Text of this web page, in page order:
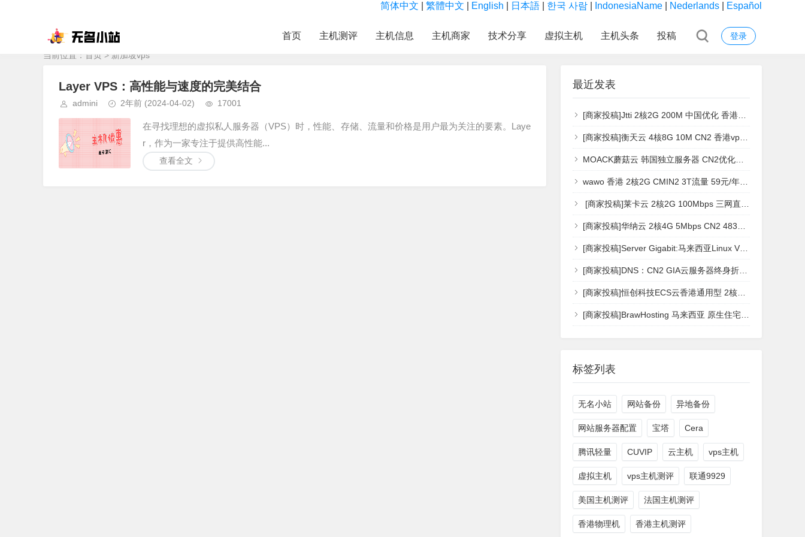
简体中文 繁體中文 English 日本語 한국 사람 IndonesiaName Nederlands Español
登录
首页 主机测评 主机信息 主机商家 技术分享 虚拟主机 主机头条 投稿
当前位置： 首页 > 新加坡vps
Layer VPS：高性能与速度的完美结合
admini 2年前 (2024-04-02) 17001
在寻找理想的虚拟私人服务器（VPS）时，性能、存储、流量和价格是用户最为关注的要素。Laye
r，作为一家专注于提供高性能...
查看全文
最近发表
[商家投稿]Jtti 2核2G 200M 中国优化 香港vps [vps主机测评]
[商家投稿]衡天云 4核8G 10M CN2 香港vps [vps主机测评]
MOACK蘑菇云 韩国独立服务器 CN2优化线路 [独立服务器测评]
wawo 香港 2核2G CMIN2 3T流量 59元/年 香港vps [vps主机测评]
[商家投稿]莱卡云 2核2G 100Mbps 三网直连 日本大带宽服务器 日本vps [vps主机测评]
[商家投稿]华纳云 2核4G 5Mbps CN2 4837三网直连 日本vps [vps主机测评]
[商家投稿]Server Gigabit:马来西亚Linux VPS (限时优惠) 月付仅$7.59起，流媒体解锁、低延迟 1核1G 主机测评[vps主机测评]
[商家投稿]DNS：CN2 GIA云服务器终身折扣 限时最低享3折 2核4G 香港vps [vps主机测评]
[商家投稿]恒创科技ECS云香港通用型 2核4G 香港vps [vps主机测评]
[商家投稿]BrawHosting 马来西亚 原生住宅 IP VPS，仅 $9.99/月 4核8G 主机测评[vps主机测评]
标签列表
无名小站 网站备份 异地备份
网站服务器配置 宝塔 Cera
腾讯轻量 CUVIP 云主机 vps主机
虚拟主机 vps主机测评 联通9929
美国主机测评 法国主机测评
香港物理机 香港主机测评